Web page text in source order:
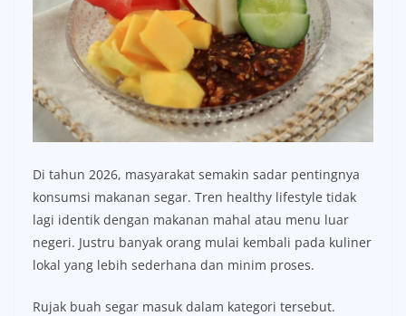
Di tahun 2026, masyarakat semakin sadar pentingnya
konsumsi makanan segar. Tren healthy lifestyle tidak
lagi identik dengan makanan mahal atau menu luar
negeri. Justru banyak orang mulai kembali pada kuliner
lokal yang lebih sederhana dan minim proses.
Rujak buah segar masuk dalam kategori tersebut.